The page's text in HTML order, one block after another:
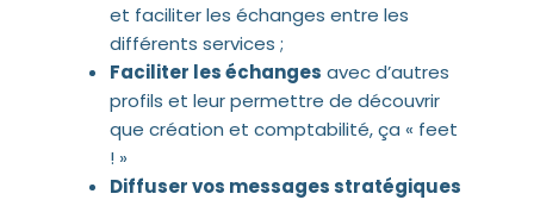
et faciliter les échanges entre les
différents services ;
Faciliter les échanges avec d’autres
profils et leur permettre de découvrir
que création et comptabilité, ça « feet
! »
Diffuser vos messages stratégiques